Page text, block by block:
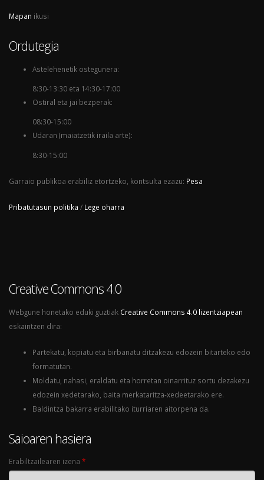
Mapan ikusi
Ordutegia
Astelehenetik ostegunera:
8:30-13:30 eta 14:30-17:00
Ostiral eta jai bezperak:
08:30-15:00
Udaran (maiatzetik iraila arte):
8:30-15:00
Garraio publikoa erabiliz etortzeko, kontsulta ezazu: Pesa
Pribatutasun politika / Lege oharra
Creative Commons 4.0
Webgune honetako eduki guztiak Creative Commons 4.0 lizentziapean
eskaintzen dira:
Partekatu, kopiatu eta birbanatu ditzakezu edozein bitarteko edo
formatutan.
Moldatu, nahasi, eraldatu eta horretan oinarrituz sortu dezakezu
edozein xedetarako, baita merkataritza-xedeetarako ere.
Baldintza bakarra erabilitako iturriaren aitorpena da.
Saioaren hasiera
Erabiltzailearen izena *